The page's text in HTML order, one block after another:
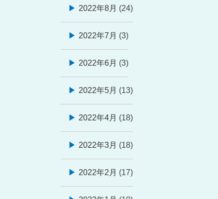
2022年8月 (24)
2022年7月 (3)
2022年6月 (3)
2022年5月 (13)
2022年4月 (18)
2022年3月 (18)
2022年2月 (17)